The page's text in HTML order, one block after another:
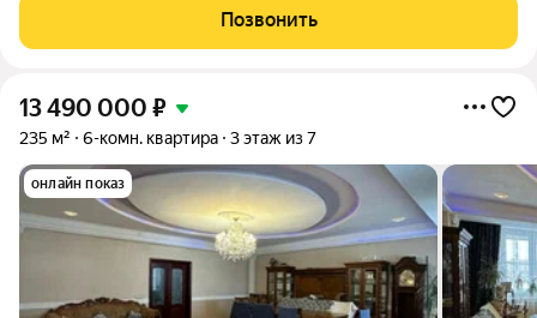
качественный евроремонт Полностью меблирована вся
мебель и техника новые Совмещённый
Позвонить
13 490 000 ₽
235 м² 6-комн. квартира 3 этаж из 7
онлайн показ